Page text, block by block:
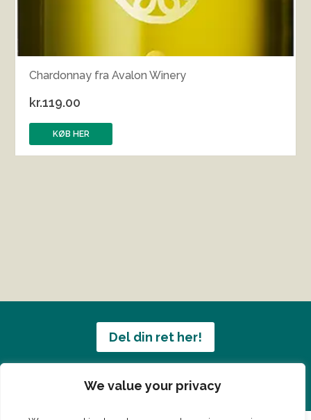
We value your privacy
Chardonnay fra Avalon Winery
kr.119.00
KØB HER
Del din ret her!
Har du en konge ret du vil dele?